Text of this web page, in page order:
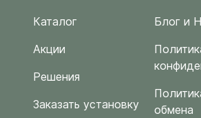
Каталог
Акции
Решения
Заказать установку
Блог и
обмена